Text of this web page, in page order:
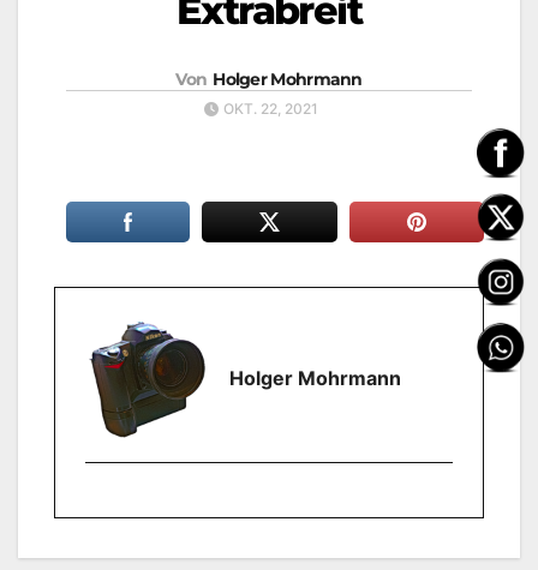
Extrabreit
Von Holger Mohrmann
OKT. 22, 2021
Holger Mohrmann